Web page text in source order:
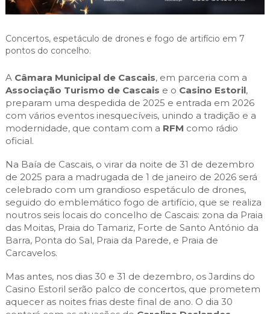
Planeamento Estratégico
Reabilitação urbana
Urbanismo
Economia & Inovação
Mobilidade
Sociedade & Educação
Jornal C
VIVER
VISITAR
TEMPOS LIVRES
MOBILIDADE
SERVIÇOS
MAPA DO PORTAL
Concertos, espetáculo de drones e fogo de artifício em 7
pontos do concelho.
A Câmara Municipal de Cascais, em parceria com a
Associação Turismo de Cascais e o Casino Estoril,
preparam uma despedida de 2025 e entrada em 2026
com vários eventos inesquecíveis, unindo a tradição e a
modernidade, que contam com a RFM como rádio
oficial.
Na Baía de Cascais, o virar da noite de 31 de dezembro
de 2025 para a madrugada de 1 de janeiro de 2026 será
celebrado com um grandioso espetáculo de drones,
seguido do emblemático fogo de artifício, que se realiza
noutros seis locais do concelho de Cascais: zona da Praia
das Moitas, Praia do Tamariz, Forte de Santo António da
Barra, Ponta do Sal, Praia da Parede, e Praia de
Carcavelos.
Mas antes, nos dias 30 e 31 de dezembro, os Jardins do
Casino Estoril serão palco de concertos, que prometem
aquecer as noites frias deste final de ano. O dia 30